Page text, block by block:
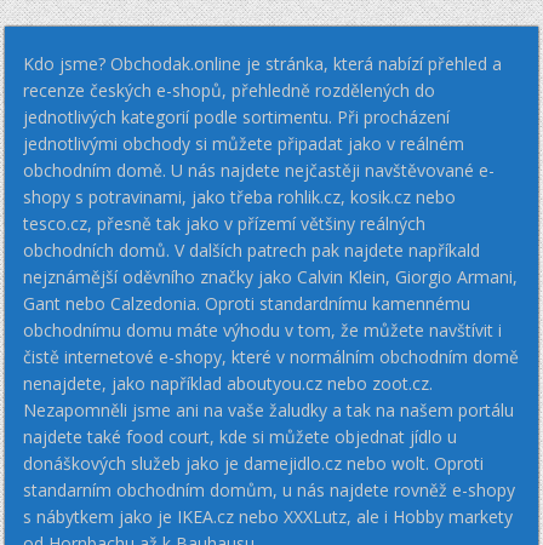
Kdo jsme? Obchodak.online je stránka, která nabízí přehled a
recenze českých e-shopů, přehledně rozdělených do
jednotlivých kategorií podle sortimentu. Při procházení
jednotlivými obchody si můžete připadat jako v reálném
obchodním domě. U nás najdete nejčastěji navštěvované e-
shopy s potravinami, jako třeba rohlik.cz, kosik.cz nebo
tesco.cz, přesně tak jako v přízemí většiny reálných
obchodních domů. V dalších patrech pak najdete napříkald
nejznámější oděvního značky jako Calvin Klein, Giorgio Armani,
Gant nebo Calzedonia. Oproti standardnímu kamennému
obchodnímu domu máte výhodu v tom, že můžete navštívit i
čistě internetové e-shopy, které v normálním obchodním domě
nenajdete, jako například aboutyou.cz nebo zoot.cz.
Nezapomněli jsme ani na vaše žaludky a tak na našem portálu
najdete také food court, kde si můžete objednat jídlo u
donáškových služeb jako je damejidlo.cz nebo wolt. Oproti
standarním obchodním domům, u nás najdete rovněž e-shopy
s nábytkem jako je IKEA.cz nebo XXXLutz, ale i Hobby markety